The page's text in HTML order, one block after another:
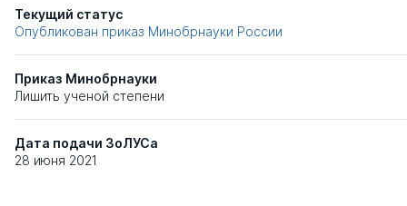
Текущий статус
Опубликован приказ Минобрнауки России
Приказ Минобрнауки
Лишить ученой степени
Дата подачи ЗоЛУСа
28 июня 2021